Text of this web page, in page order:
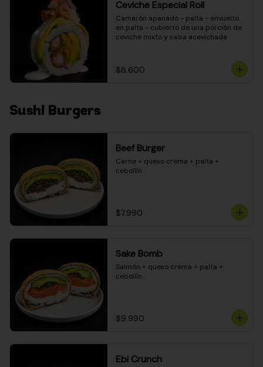
Ceviche Especial Roll
Camarón apanado - palta - envuelto
en palta - cubierto de una porción de
ceviche mixto y salsa acevichada
$8.600
Sushi Burgers
Beef Burger
Carne + queso crema + palta +
cebollín
$7.990
Sake Bomb
Salmón + queso crema + palta +
cebollín
$9.990
Ebi Crunch